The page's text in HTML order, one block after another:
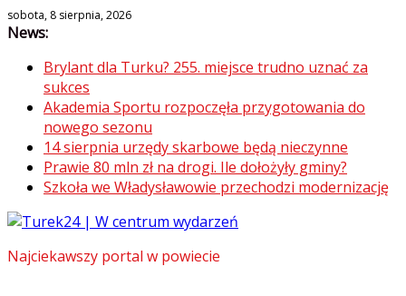
Skip
to
sobota, 8 sierpnia, 2026
News:
Brylant dla Turku? 255. miejsce trudno uznać za
sukces
Akademia Sportu rozpoczęła przygotowania do
nowego sezonu
14 sierpnia urzędy skarbowe będą nieczynne
Prawie 80 mln zł na drogi. Ile dołożyły gminy?
Szkoła we Władysławowie przechodzi modernizację
Najciekawszy portal w powiecie